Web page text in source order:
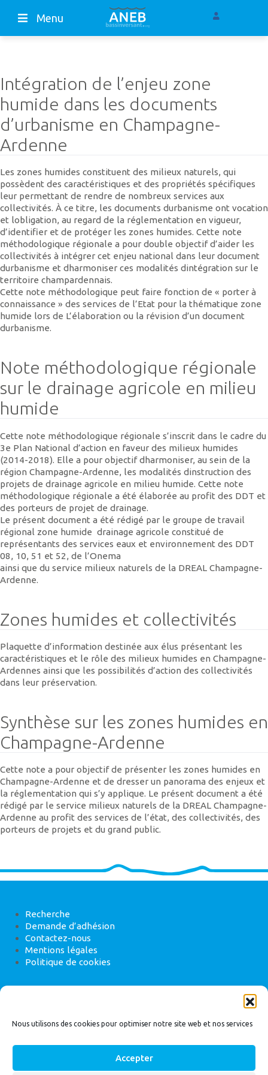
Nous utilisons des cookies pour optimiser notre site web et nos services
Accepter
Menu
Intégration de l’enjeu zone
humide dans les documents
d’urbanisme en Champagne-
Ardenne
Les zones humides constituent des milieux naturels, qui
possèdent des caractéristiques et des propriétés spécifiques
leur permettant de rendre de nombreux services aux
collectivités. À ce titre, les documents durbanisme ont vocation
et lobligation, au regard de la réglementation en vigueur,
d’identifier et de protéger les zones humides. Cette note
méthodologique régionale a pour double objectif d’aider les
collectivités à intégrer cet enjeu national dans leur document
durbanisme et dharmoniser ces modalités dintégration sur le
territoire champardennais.
Cette note méthodologique peut faire fonction de « porter à
connaissance » des services de l’Etat pour la thématique zone
humide lors de L’élaboration ou la révision d’un document
durbanisme.
Note méthodologique régionale
sur le drainage agricole en milieu
humide
Cette note méthodologique régionale s’inscrit dans le cadre du
3e Plan National d’action en faveur des milieux humides
(2014-2018). Elle a pour objectif dharmoniser, au sein de la
région Champagne-Ardenne, les modalités dinstruction des
projets de drainage agricole en milieu humide. Cette note
méthodologique régionale a été élaborée au profit des DDT et
des porteurs de projet de drainage.
Le présent document a été rédigé par le groupe de travail
régional zone humide  drainage agricole constitué de
représentants des services eaux et environnement des DDT
08, 10, 51 et 52, de l’Onema
ainsi que du service milieux naturels de la DREAL Champagne-
Ardenne.
Zones humides et collectivités
Plaquette d’information destinée aux élus présentant les
caractéristiques et le rôle des milieux humides en Champagne-
Ardennes ainsi que les possibilités d’action des collectivités
dans leur préservation.
Synthèse sur les zones humides en
Champagne-Ardenne
Cette note a pour objectif de présenter les zones humides en
Champagne-Ardenne et de dresser un panorama des enjeux et
la réglementation qui s’y applique. Le présent document a été
rédigé par le service milieux naturels de la DREAL Champagne-
Ardenne au profit des services de l’état, des collectivités, des
porteurs de projets et du grand public.
Recherche
Demande d’adhésion
Contactez-nous
Mentions légales
Politique de cookies